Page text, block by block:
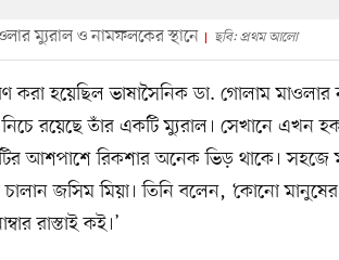
ম্যুরাল ও নামফলকের স্থানে ছবি: প্রথম আলো
করা হয়েছিল ভাষাসৈনিক ডা. গোলাম মাওলার
রয়েছে তাঁর একটি ম্যুরাল। সেখানে এখন
আশপাশে রিকশার অনেক ভিড় থাকে। সহজে
জসিম মিয়া। তিনি বলেন, ‘কোনো
রাস্তাই কই।’